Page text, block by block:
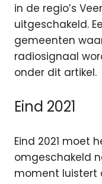
in de regio’s
uitgeschakeld.
gemeenten
radiosignaal
onder dit artikel.
Eind 2021
Eind 2021 moet
omgeschakeld
moment luistert